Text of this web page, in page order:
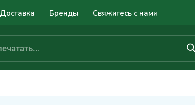
Доставка Бренды Свяжитесь с нами